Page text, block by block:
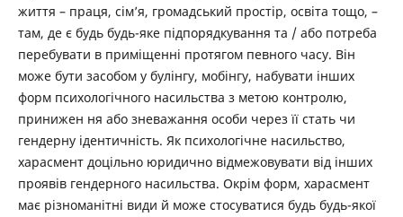
життя – праця, сім’я, громадський простір, освіта тощо, –
там, де є будь будь-яке підпорядкування та / або потреба
перебувати в приміщенні протягом певного часу. Він
може бути засобом у булінгу, мобінгу, набувати інших
форм психологічного насильства з метою контролю,
принижен ня або зневажання особи через її стать чи
гендерну ідентичність. Як психологічне насильство,
харасмент доцільно юридично відмежовувати від інших
проявів гендерного насильства. Окрім форм, харасмент
має різноманітні види й може стосуватися будь будь-якої